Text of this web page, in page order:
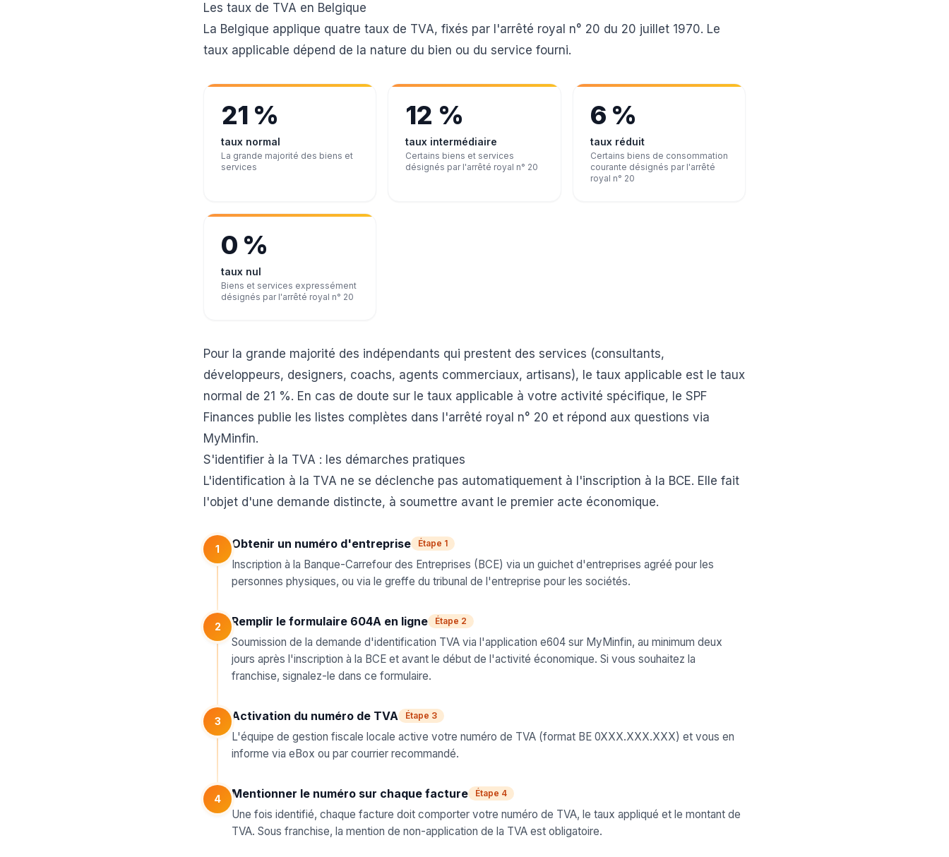
Les taux de TVA en Belgique
La Belgique applique quatre taux de TVA, fixés par l'arrêté royal n° 20 du 20 juillet 1970. Le
taux applicable dépend de la nature du bien ou du service fourni.
21 %
taux normal
La grande majorité des biens et
services
12 %
taux intermédiaire
Certains biens et services
désignés par l'arrêté royal n° 20
6 %
taux réduit
Certains biens de consommation
courante désignés par l'arrêté
royal n° 20
0 %
taux nul
Biens et services expressément
désignés par l'arrêté royal n° 20
Pour la grande majorité des indépendants qui prestent des services (consultants,
développeurs, designers, coachs, agents commerciaux, artisans), le taux applicable est le taux
normal de 21 %. En cas de doute sur le taux applicable à votre activité spécifique, le SPF
Finances publie les listes complètes dans l'arrêté royal n° 20 et répond aux questions via
MyMinfin.
S'identifier à la TVA : les démarches pratiques
L'identification à la TVA ne se déclenche pas automatiquement à l'inscription à la BCE. Elle fait
l'objet d'une demande distincte, à soumettre avant le premier acte économique.
1 Obtenir un numéro d'entreprise Étape 1
Inscription à la Banque-Carrefour des Entreprises (BCE) via un guichet d'entreprises agréé pour les
personnes physiques, ou via le greffe du tribunal de l'entreprise pour les sociétés.
2 Remplir le formulaire 604A en ligne Étape 2
Soumission de la demande d'identification TVA via l'application e604 sur MyMinfin, au minimum deux
jours après l'inscription à la BCE et avant le début de l'activité économique. Si vous souhaitez la
franchise, signalez-le dans ce formulaire.
3 Activation du numéro de TVA Étape 3
L'équipe de gestion fiscale locale active votre numéro de TVA (format BE 0XXX.XXX.XXX) et vous en
informe via eBox ou par courrier recommandé.
4 Mentionner le numéro sur chaque facture Étape 4
Une fois identifié, chaque facture doit comporter votre numéro de TVA, le taux appliqué et le montant de
TVA. Sous franchise, la mention de non-application de la TVA est obligatoire.